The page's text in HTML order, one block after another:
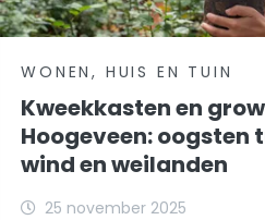
WONEN, HUIS EN TUIN
Kweekkasten en
Hoogeveen: oogsten
wind en weilanden
25 november 2025